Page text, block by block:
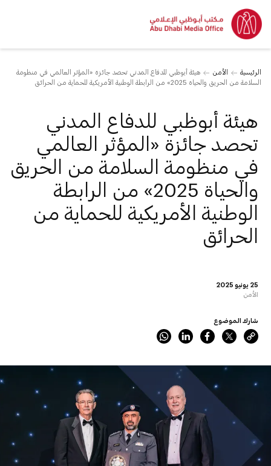
الرئيسية الأمن
هيئة أبوظبي للدفاع المدني تحصد جائزة «المؤثر العالمي في منظومة
السلامة من الحريق والحياة 2025» من الرابطة الوطنية الأمريكية للحماية من الحرائق
25 يونيو 2025
الأمن
هيئة أبوظبي للدفاع المدني
تحصد جائزة «المؤثر العالمي
في منظومة السلامة من الحريق
والحياة 2025» من الرابطة
الوطنية الأمريكية للحماية من
الحرائق
شارك الموضوع